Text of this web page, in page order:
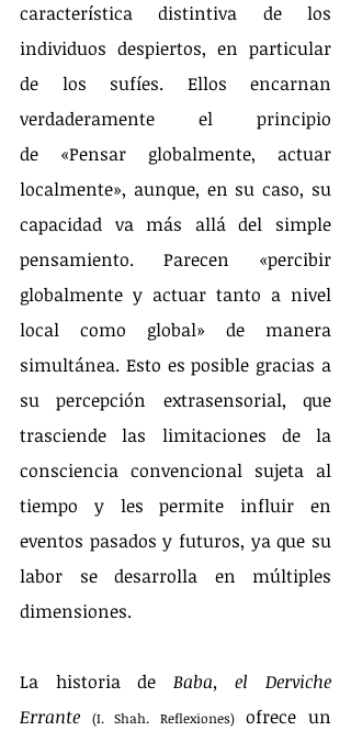
característica distintiva de los
individuos despiertos, en particular
de los sufíes. Ellos encarnan
verdaderamente el principio
de «Pensar globalmente, actuar
localmente», aunque, en su caso, su
capacidad va más allá del simple
pensamiento. Parecen «percibir
globalmente y actuar tanto a nivel
local como global» de manera
simultánea. Esto es posible gracias a
su percepción extrasensorial, que
trasciende las limitaciones de la
consciencia convencional sujeta al
tiempo y les permite influir en
eventos pasados y futuros, ya que su
labor se desarrolla en múltiples
dimensiones.
La historia de Baba, el Derviche
Errante
(I. Shah. Reflexiones) ofrece un